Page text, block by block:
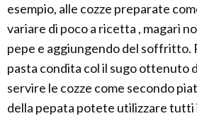
esempio, alle cozze preparate
variare di poco a ricetta , magari
pepe e aggiungendo del soffritto.
pasta condita col il sugo ottenuto
servire le cozze come secondo
della pepata potete utilizzare tutti